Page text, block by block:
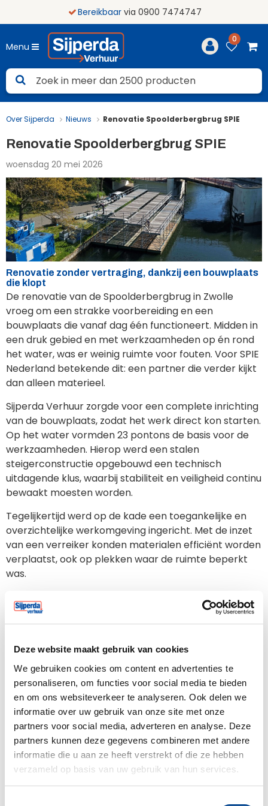
Deze website maakt gebruik van cookies
We gebruiken cookies om content en advertenties te
personaliseren, om functies voor social media te bieden
en om ons websiteverkeer te analyseren. Ook delen we
informatie over uw gebruik van onze site met onze
partners voor social media, adverteren en analyse. Deze
partners kunnen deze gegevens combineren met andere
informatie die u aan ze heeft verstrekt of die ze hebben
verzameld op basis van uw gebruik van hun services.
Bereikbaarvia 0900 7474747
Menu
0
Over Sijperda Nieuws Renovatie Spoolderbergbrug SPIE
Renovatie Spoolderbergbrug SPIE
woensdag 20 mei 2026
Renovatie zonder vertraging, dankzij een bouwplaats
die klopt
De renovatie van de Spoolderbergbrug in Zwolle
vroeg om een strakke voorbereiding en een
bouwplaats die vanaf dag één functioneert. Midden in
een druk gebied en met werkzaamheden op én rond
het water, was er weinig ruimte voor fouten. Voor SPIE
Nederland betekende dit: een partner die verder kijkt
dan alleen materieel.
Sijperda Verhuur zorgde voor een complete inrichting
van de bouwplaats, zodat het werk direct kon starten.
Op het water vormden 23 pontons de basis voor de
werkzaamheden. Hierop werd een stalen
steigerconstructie opgebouwd een technisch
uitdagende klus, waarbij stabiliteit en veiligheid continu
bewaakt moesten worden.
Tegelijkertijd werd op de kade een toegankelijke en
overzichtelijke werkomgeving ingericht. Met de inzet
van een verreiker konden materialen efficiënt worden
verplaatst, ook op plekken waar de ruimte beperkt
was.
Tegelijkertijd werd de bouwplaats volledig ingericht
met de juiste afzettingen en bouwhekken, zodat
werkzones duidelijk en veilig bleven. Ook aan de
stroomvoorziening en mobiele camerabeveiliging
zorgden ervoor dat het werk dag en nacht door kon
gaan.
Alles werd geleverd, opgebouwd en aangesloten op
locatie. Daardoor kon de opdrachtgever direct aan
het werk, zonder extra schakels of vertraging. Het
resultaat was een bouwplaats waar alle disciplines
zonder onderbrekingen hun werk konden doen. Terwijl
de renovatie van de brug doorging, bleef de omgeving